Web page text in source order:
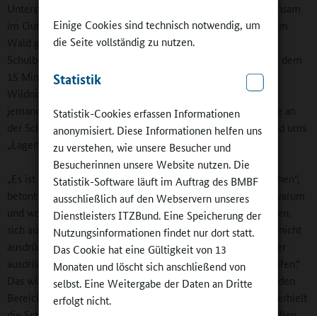
Einige Cookies sind technisch notwendig, um
die Seite vollständig zu nutzen.
Statistik
Statistik-Cookies erfassen Informationen
anonymisiert. Diese Informationen helfen uns
zu verstehen, wie unsere Besucher und
Besucherinnen unsere Website nutzen. Die
Statistik-Software läuft im Auftrag des BMBF
ausschließlich auf den Webservern unseres
Dienstleisters ITZBund. Eine Speicherung der
Nutzungsinformationen findet nur dort statt.
Das Cookie hat eine Gültigkeit von 13
Monaten und löscht sich anschließend von
selbst. Eine Weitergabe der Daten an Dritte
erfolgt nicht.
Unterstufe gebucht. Sie starten einen Unterrichtstag gemeinsam
im Outdoor-Klassenzimmer, das Schülerinnen und Schüler im
Wald gebaut haben. Mit dem knallgelben amerikanischen
Schulbus oder den schuleigenen Fahrrädern gelangen sie zu dem
15 Minuten entfernten Gelände im Wald. Dort erwarten sie
Wildnispädagoge Mike Adams, Künstlerin Stephanie Laub,
jemand aus dem Kreis der Sozialarbeit sowie derjenigen, die an
der Schule ein Freiwilliges Ökologisches Jahr ableisten. Rund ums
„Lagerfeuer“ wird beraten, was an diesem Tag ansteht.
„Es ist enorm wichtig, mit Kindern über ihr Lernen zu sprechen“,
betont Schulleiter Clemens Wilhelm. „Sie müssen wissen, warum
und wofür sie etwas tun.“ Hier im Wald wird Raum geschaffen,
sich auch mit Themen und Inhalten zu beschäftigen, die so nicht
ausdrücklich im Lehrplan stehen. Oder, wie es der Schulleiter
ausdrückt: „Es ist möglich, mit allen Sinnen Dinge zu begreifen.“
Das wird durch die Erweiterung der Draußenpädagogik um den
Bereich Landwirtschaft bald weiter gestärkt werden. Jüngst erhielt